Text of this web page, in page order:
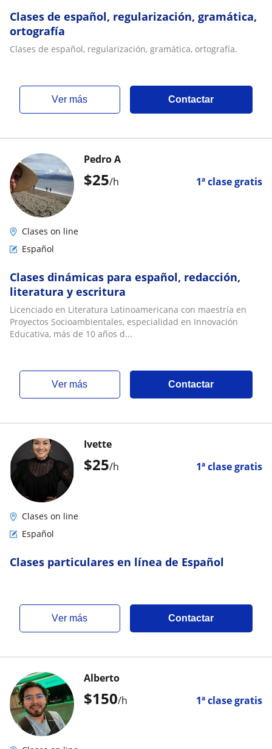
Clases de español, regularización, gramática,
ortografía
Clases de español, regularización, gramática, ortografía.
ver más Contactar
$25/h 1ª clase gratis
Pedro A
Clases on line
Español
Clases dinámicas para español, redacción,
literatura y escritura
Licenciado en Literatura Latinoamericana con maestría en
Proyectos Socioambientales, especialidad en Innovación
Educativa, más de 10 años d...
ver más Contactar
$25/h 1ª clase gratis
Ivette
Clases on line
Español
Clases particulares en línea de Español
ver más Contactar
$150/h 1ª clase gratis
Alberto